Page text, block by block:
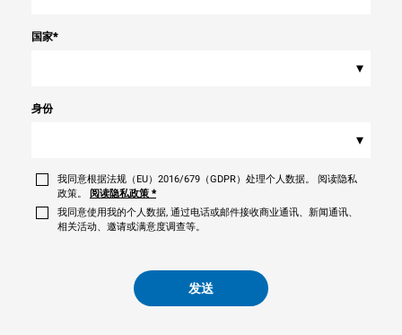
国家*
▾
身份
▾
我同意根据法规（EU）2016/679（GDPR）处理个人数据。 阅读隐私
政策。
阅读隐私政策 *
我同意使用我的个人数据, 通过电话或邮件接收商业通讯、新闻通讯、
相关活动、邀请或满意度调查等。
发送